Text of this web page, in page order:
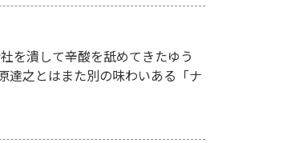
を潰して辛酸を舐めてきたゆう
達之とはまた別の味わいある「ナ